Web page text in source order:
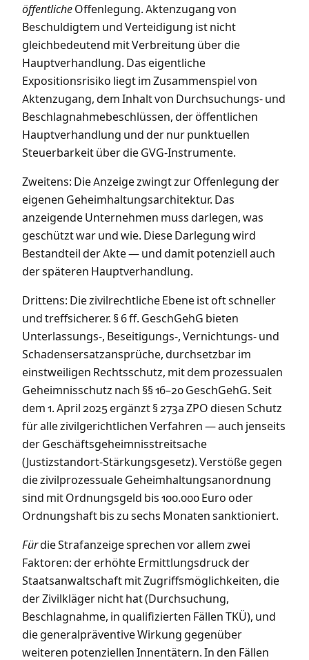
öffentlicheOffenlegung. Aktenzugang von
Beschuldigtem und Verteidigung ist nicht
gleichbedeutend mit Verbreitung über die
Hauptverhandlung. Das eigentliche
Expositionsrisiko liegt im Zusammenspiel von
Aktenzugang, dem Inhalt von Durchsuchungs- und
Beschlagnahmebeschlüssen, der öffentlichen
Hauptverhandlung und der nur punktuellen
Steuerbarkeit über die GVG-Instrumente.
Zweitens: Die Anzeige zwingt zur Offenlegung der
eigenen Geheimhaltungsarchitektur. Das
anzeigende Unternehmen muss darlegen, was
geschützt war und wie. Diese Darlegung wird
Bestandteil der Akte — und damit potenziell auch
der späteren Hauptverhandlung.
Drittens: Die zivilrechtliche Ebene ist oft schneller
und treffsicherer. § 6 ff. GeschGehG bieten
Unterlassungs-, Beseitigungs-, Vernichtungs- und
Schadensersatzansprüche, durchsetzbar im
einstweiligen Rechtsschutz, mit dem prozessualen
Geheimnisschutz nach §§ 16–20 GeschGehG. Seit
dem 1. April 2025 ergänzt § 273a ZPO diesen Schutz
für alle zivilgerichtlichen Verfahren — auch jenseits
der Geschäftsgeheimnisstreitsache
(Justizstandort-Stärkungsgesetz). Verstöße gegen
die zivilprozessuale Geheimhaltungsanordnung
sind mit Ordnungsgeld bis 100.000 Euro oder
Ordnungshaft bis zu sechs Monaten sanktioniert.
Fürdie Strafanzeige sprechen vor allem zwei
Faktoren: der erhöhte Ermittlungsdruck der
Staatsanwaltschaft mit Zugriffsmöglichkeiten, die
der Zivilkläger nicht hat (Durchsuchung,
Beschlagnahme, in qualifizierten Fällen TKÜ), und
die generalpräventive Wirkung gegenüber
weiteren potenziellen Innentätern. In den Fällen